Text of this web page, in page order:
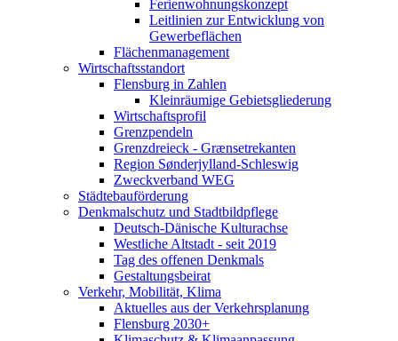
Ferienwohnungskonzept
Leitlinien zur Entwicklung von
Gewerbeflächen
Flächenmanagement
Wirtschaftsstandort
Flensburg in Zahlen
Kleinräumige Gebietsgliederung
Wirtschaftsprofil
Grenzpendeln
Grenzdreieck - Grænsetrekanten
Region Sønderjylland-Schleswig
Zweckverband WEG
Städtebauförderung
Denkmalschutz und Stadtbildpflege
Deutsch-Dänische Kulturachse
Westliche Altstadt - seit 2019
Tag des offenen Denkmals
Gestaltungsbeirat
Verkehr, Mobilität, Klima
Aktuelles aus der Verkehrsplanung
Flensburg 2030+